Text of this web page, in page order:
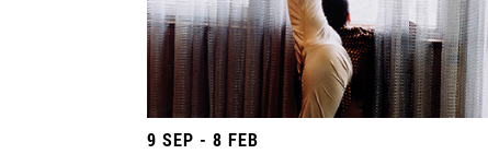
9 SEP - 8 FEB